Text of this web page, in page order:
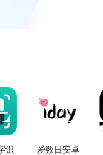
识
爱数日安卓